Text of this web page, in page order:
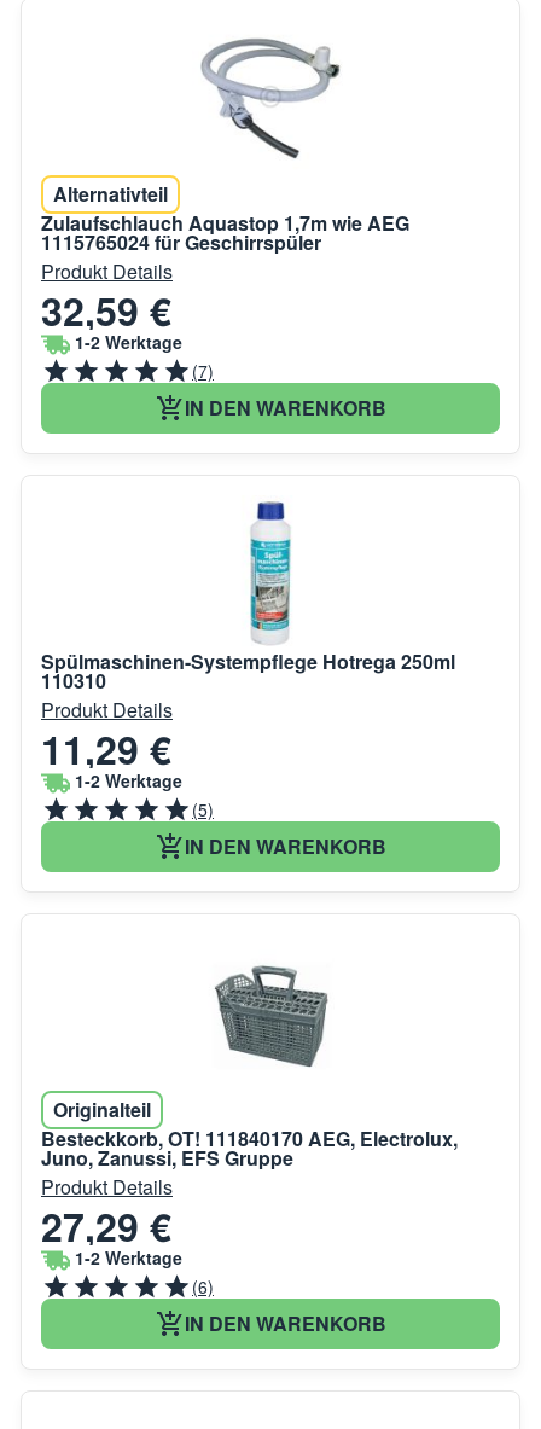
Alternativteil
Zulaufschlauch Aquastop 1,7m wie AEG
1115765024 für Geschirrspüler
Produkt Details
32,59 €
1-2 Werktage
(7)
IN DEN WARENKORB
Spülmaschinen-Systempflege Hotrega 250ml
110310
Produkt Details
11,29 €
1-2 Werktage
(5)
IN DEN WARENKORB
Originalteil
Besteckkorb, OT! 111840170 AEG, Electrolux,
Juno, Zanussi, EFS Gruppe
Produkt Details
27,29 €
1-2 Werktage
(6)
IN DEN WARENKORB